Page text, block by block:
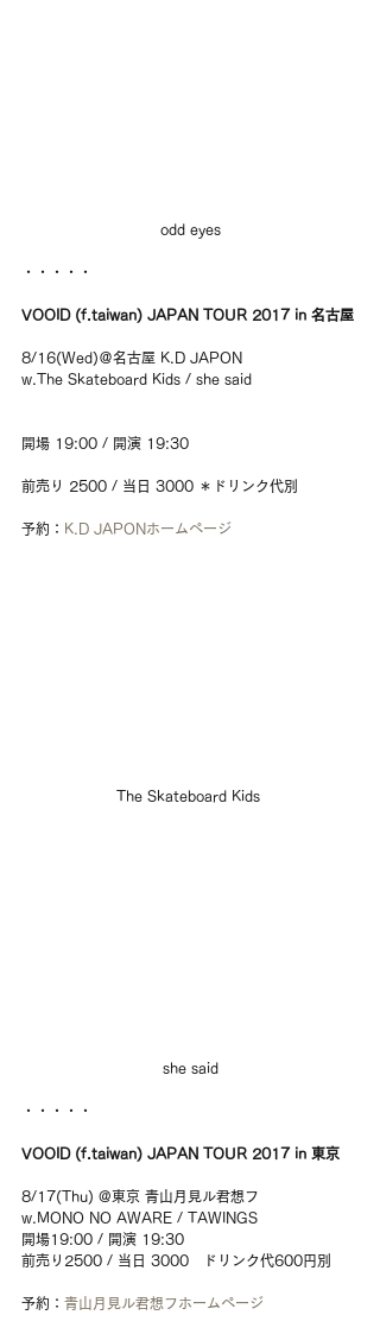
odd eyes
・・・・・
VOOID (f.taiwan) JAPAN TOUR 2017 in 名古屋
8/16(Wed)＠名古屋 K.D JAPON
w.The Skateboard Kids / she said
開場 19:00 / 開演 19:30
前売り 2500 / 当日 3000 ＊ドリンク代別
予約： K.D JAPONホームページ
The Skateboard Kids
she said
・・・・・
VOOID (f.taiwan) JAPAN TOUR 2017 in 東京
8/17(Thu) @東京 青山月見ル君想フ
w.MONO NO AWARE / TAWINGS
開場19:00 / 開演 19:30
前売り2500 / 当日 3000　ドリンク代600円別
予約： 青山月見ル君想フホームページ